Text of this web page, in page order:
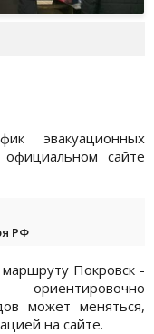
эвакуационных
сайте
РФ
Покровск -
может меняться,
на сайте.